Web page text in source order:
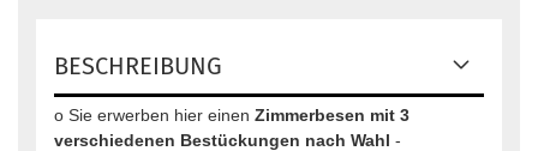
BESCHREIBUNG
o Sie erwerben hier einen Zimmerbesen mit 3
verschiedenen Bestückungen nach Wahl -